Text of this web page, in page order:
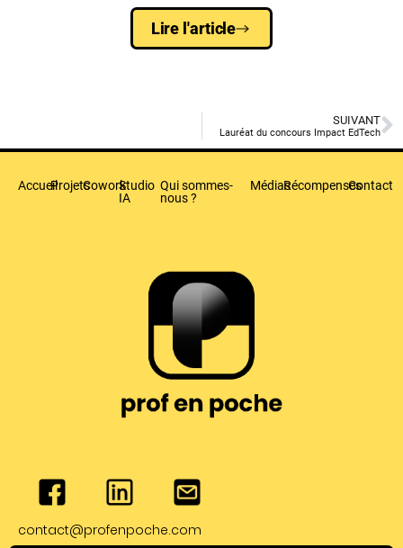
Lire l'article
SUIVANT
Lauréat du concours Impact EdTech
AccueilProjetsCoworkStudio
IA
Qui sommes-
nous ?
MédiasRécompensesContact
contact@profenpoche.com